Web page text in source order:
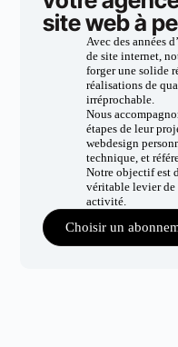
site web à
Avec des années
de site internet,
forger une solide
réalisations de
irréprochable.
Nous
étapes de leur
webdesign
technique, et
Notre objectif est
véritable levier de
activité.
Choisir un